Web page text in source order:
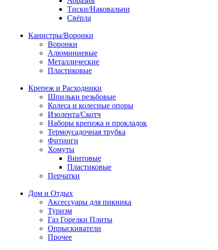
Тиски/Наковальни
Свёрла
Канистры/Воронки
Воронки
Алюминиевые
Металлические
Пластиковые
Крепеж и Расходники
Шпильки резьбовые
Колеса и колесные опоры
Изолента/Скотч
Наборы крепежа и прокладок
Термоусадочная трубка
Фитинги
Хомуты
Винтовые
Пластиковые
Перчатки
Дом и Отдых
Аксессуары для пикника
Туризм
Газ Горелки Плиты
Опрыскиватели
Прочее